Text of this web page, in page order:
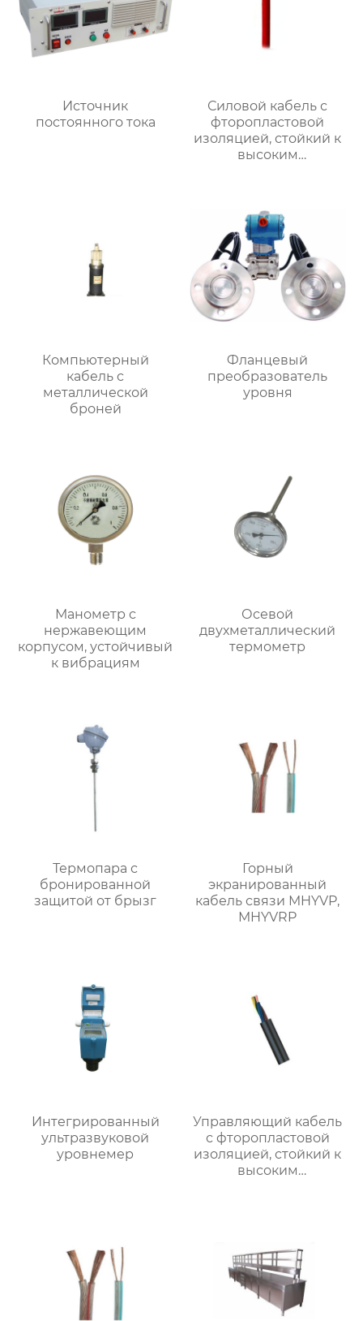
Источник
постоянного тока
Силовой кабель с
фторопластовой
изоляцией, стойкий к
высоким
Компьютерный
кабель с
металлической
броней
Фланцевый
преобразователь
уровня
Манометр с
нержавеющим
корпусом, устойчивый
к вибрациям
Осевой
двухметаллический
термометр
Термопара с
бронированной
защитой от брызг
Горный
экранированный
кабель связи MHYVP,
MHYVRP
Интегрированный
ультразвуковой
уровнемер
Управляющий кабель
с фторопластовой
изоляцией, стойкий к
высоким